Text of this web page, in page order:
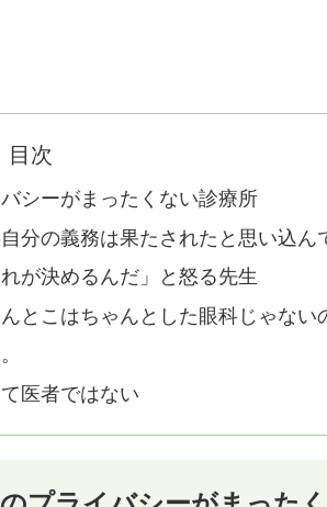
目次
シーがまったくない診療所
分の義務は果たされたと思い込ん
が決めるんだ」と怒る先生
こはちゃんとした眼科じゃない
医者ではない